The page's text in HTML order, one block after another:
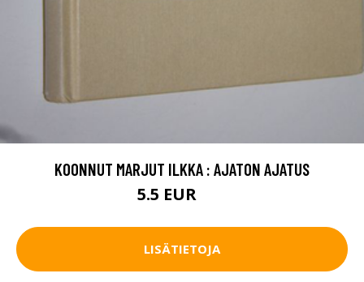
KOONNUT MARJUT ILKKA : AJATON AJATUS
5.5 EUR
LISÄTIETOJA